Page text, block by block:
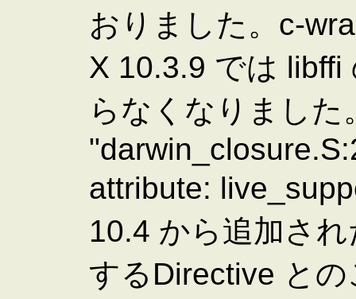
おりました。c-
X 10.3.9 では
らなくなりました
attribute:
10.4 から追加さ
するDirective と